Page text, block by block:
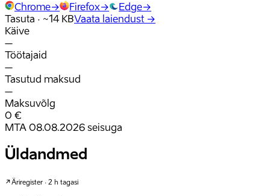
Chrome→ Firefox→ Edge→
Tasuta · ~14 KBVaata laiendust →
Käive
–
Töötajaid
–
Tasutud maksud
–
Maksuvõlg
0 €
MTA 08.08.2026 seisuga
Üldandmed
Äriregister · 2 h tagasi